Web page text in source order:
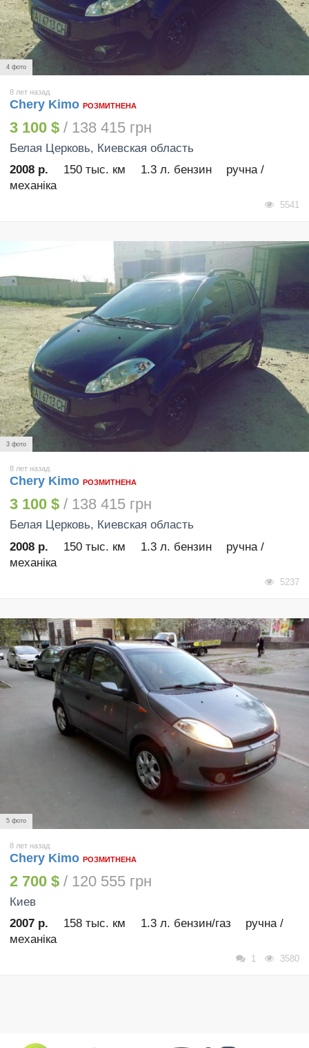
4 фото
8 лет назад
Chery Kimo РОЗМИТНЕНА
3 100 $ / 138 415 грн
Белая Церковь, Киевская область
2008 р.
150 тыс. км 1.3 л. бензин
ручна /
механіка
5541
3 фото
8 лет назад
Chery Kimo РОЗМИТНЕНА
3 100 $ / 138 415 грн
Белая Церковь, Киевская область
2008 р.
150 тыс. км 1.3 л. бензин
ручна /
механіка
5237
5 фото
8 лет назад
Chery Kimo РОЗМИТНЕНА
2 700 $ / 120 555 грн
Киев
2007 р.
158 тыс. км 1.3 л. бензин/газ
ручна /
механіка
1 3580